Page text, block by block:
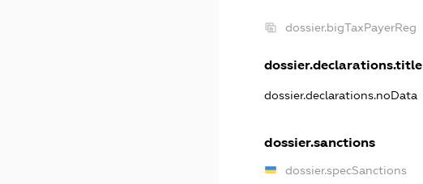
dossier.bigTaxPayerReg
dossier.declarations.title
dossier.declarations.noData
dossier.sanctions
dossier.specSanctions